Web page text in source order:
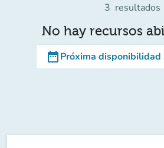
3 resultados
No hay recursos
date_rangePróxima disponibilidad